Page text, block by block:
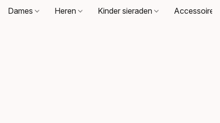
Dames Heren Kinder sieraden Accessoires